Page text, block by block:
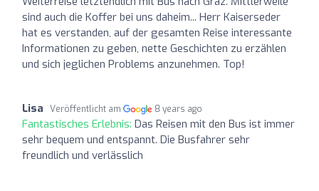
sind auch die Koffer bei uns daheim... Herr Kaiserseder
hat es verstanden, auf der gesamten Reise interessante
Informationen zu geben, nette Geschichten zu erzählen
und sich jeglichen Problems anzunehmen. Top!
Lisa Veröffentlicht am 8 years ago
Fantastisches Erlebnis: Das Reisen mit den Bus ist immer
sehr bequem und entspannt. Die Busfahrer sehr
freundlich und verlässlich